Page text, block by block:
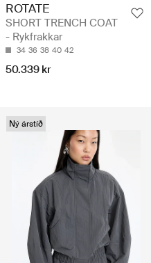
ROTATE
SHORT TRENCH COAT
- Rykfrakkar
34 36 38 40 42
50.339 kr
Ný árstíð